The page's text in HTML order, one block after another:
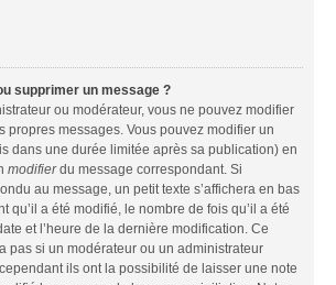
supprimer un message ?
ou modérateur, vous ne pouvez modifier
propres messages. Vous pouvez modifier un
dans une durée limitée après sa publication) en
modifierdu message correspondant. Si
au message, un petit texte s’affichera en bas
qu’il a été modifié, le nombre de fois qu’il a été
et l’heure de la dernière modification. Ce
pas si un modérateur ou un administrateur
ils ont la possibilité de laisser une note